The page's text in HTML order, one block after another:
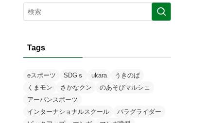
Tags
eスポーツ SDGｓ ukara
うきのば
くまモン
さかなクン
のあそびマルシェ
アーバンスポーツ
インターナショナルスクール
パラグライダー